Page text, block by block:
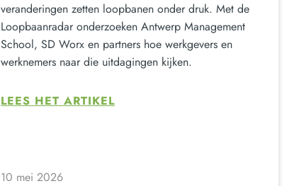
veranderingen zetten loopbanen onder druk. Met de
Loopbaanradar onderzoeken Antwerp Management
School, SD Worx en partners hoe werkgevers en
werknemers naar die uitdagingen kijken.
LEES HET ARTIKEL
10 mei 2026